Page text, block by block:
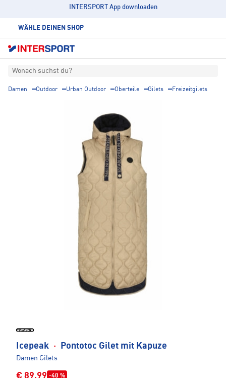
INTERSPORT App downloaden
WÄHLE DEINEN SHOP
Wonach suchst du?
Damen Outdoor Urban Outdoor Oberteile Gilets Freizeitgilets
Icepeak · Pontotoc Gilet mit Kapuze
Damen Gilets
€ 89,99 -40 %